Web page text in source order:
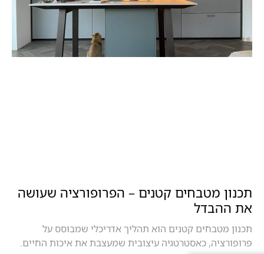
תכנון מטבחים קטנים – הפרופורציה שעושה
את ההבדל
תכנון מטבחים קטנים הוא תהליך אדריכלי שמבוסס על
פרופורציה, כאסטרטגיה עיצובית שמעצבת את איכות החיים.